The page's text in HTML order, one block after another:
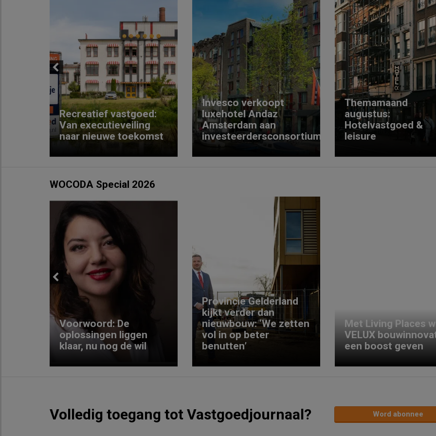
Previous
Recreatief vastgoed:
Van executieveiling
naar nieuwe toekomst
Invesco verkoopt
luxehotel Andaz
Amsterdam aan
investeerdersconsortium
Themamaand
augustus:
Hotelvastgoed &
leisure
WOCODA Special 2026
Previous
Voorwoord: De
oplossingen liggen
klaar, nu nog de wil
Provincie Gelderland
kijkt verder dan
nieuwbouw: ‘We zetten
vol in op beter
benutten’
Met Living Places
VELUX
een boost geven
Volledig toegang tot Vastgoedjournaal? Word abonnee